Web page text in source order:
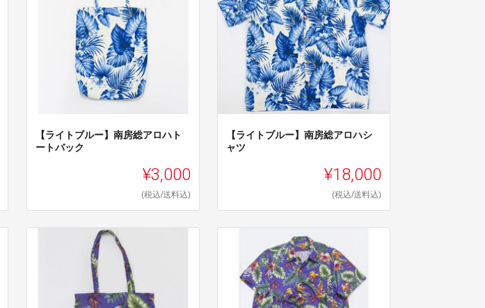
【ライトブルー】南房総アロハト
ートバック
¥3,000
(税込/送料込)
【ライトブルー】南房総アロハシ
ャツ
¥18,000
(税込/送料込)